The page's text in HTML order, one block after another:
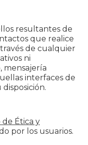
resultantes de
que realice
través de cualquier
ni
mensajería
interfaces de
de Ética y
por los usuarios.